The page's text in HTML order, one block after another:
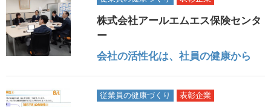
株式会社アールエムエス保険センタ
ー
会社の活性化は、社員の健康から
従業員の健康づくり 表彰企業